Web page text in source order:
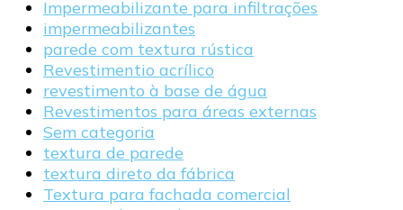
Impermeabilizante para infiltrações
impermeabilizantes
parede com textura rústica
Revestimentio acrílico
revestimento à base de água
Revestimentos para áreas externas
Sem categoria
textura de parede
textura direto da fábrica
Textura para fachada comercial